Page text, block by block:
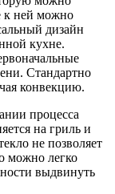
к ней можно
дизайн
кухне.
Стандартно
конвекцию.
процесса
на гриль и
не позволяет
можно легко
выдвинуть